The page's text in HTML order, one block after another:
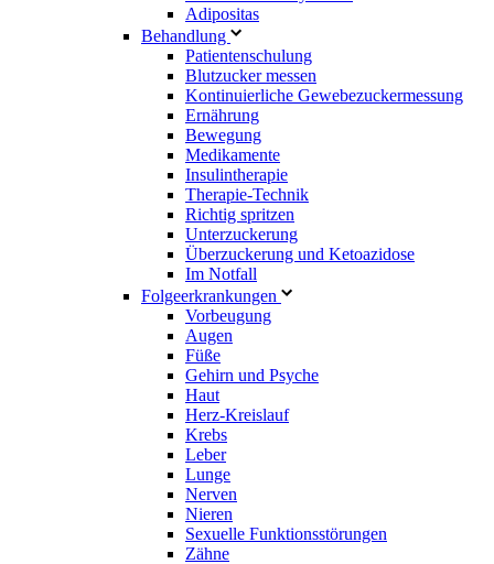
Adipositas
Behandlung
Patientenschulung
Blutzucker messen
Kontinuierliche Gewebezuckermessung
Ernährung
Bewegung
Medikamente
Insulintherapie
Therapie-Technik
Richtig spritzen
Unterzuckerung
Überzuckerung und Ketoazidose
Im Notfall
Folgeerkrankungen
Vorbeugung
Augen
Füße
Gehirn und Psyche
Haut
Herz-Kreislauf
Krebs
Leber
Lunge
Nerven
Nieren
Sexuelle Funktionsstörungen
Zähne